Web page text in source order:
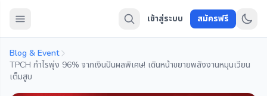
เข้าสู่ระบบ สมัครฟรี
Blog & Event
TPCH กำไรพุ่ง 96% จากเงินปันผลพิเศษ! เดินหน้าขยายพลังงานหมุนเวียน
เต็มสูบ